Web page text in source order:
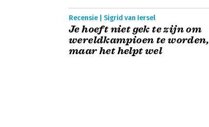
Recensie | Sigrid van Iersel
Je hoeft niet gek te zijn om
wereldkampioen te worden,
maar het helpt wel